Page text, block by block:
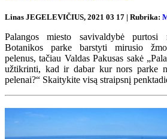
Linas JEGELEVIČIUS, 2021 03 17 | Rubrika:
Palangos miesto savivaldybė
Botanikos parke barstyti mirusio
pelenus, tačiau Valdas Pakusas sakė
užtikrinti, kad ir dabar kur nors parke
pelenai?“ Skaitykite visą straipsnį